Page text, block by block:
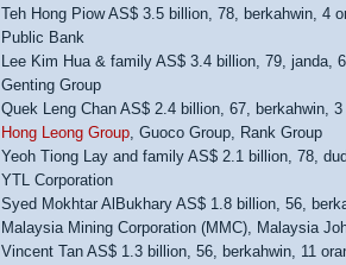
Teh Hong Piow AS$ 3.5 billion, 78, berkahwin, 4
Public Bank
Lee Kim Hua & family AS$ 3.4 billion, 79, janda,
Genting Group
Quek Leng Chan AS$ 2.4 billion, 67, berkahwin, 3
Hong Leong Group, Guoco Group, Rank Group
Yeoh Tiong Lay and family AS$ 2.1 billion, 78,
YTL Corporation
Syed Mokhtar AlBukhary AS$ 1.8 billion, 56,
Malaysia Mining Corporation (MMC), Malaysia
Vincent Tan AS$ 1.3 billion, 56, berkahwin, 11